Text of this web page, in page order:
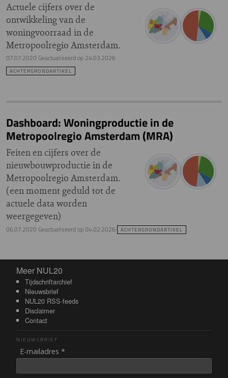
Actuele cijfers over de
ontwikkeling van de
woningvoorraad in de
Metropoolregio Amsterdam.
07.07.2020 Geactualiseerd op 24.03.2026
ACHTERGRONDARTIKEL
Dashboard: Woningproductie in de
Metropoolregio Amsterdam (MRA)
Feiten en cijfers over de
nieuwbouwproductie in de
Metropoolregio Amsterdam.
(een moment geduld tot de
actuele data worden
weergegeven)
06.07.2020 Geactualiseerd op04.02.2026 ACHTERGRONDARTIKEL
Meer NUL20
Meer NUL20
Tijdschriftarchief
Nieuwsbrief
NUL20 RSS-feeds
Disclaimer
Contact
NIEUWSBRIEF
E-mailadres *